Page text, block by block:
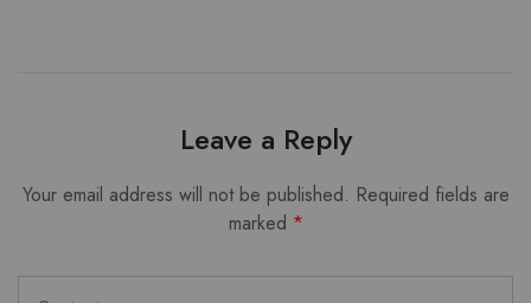
Leave a Reply
Your email address will not be published. Required fields are
marked *